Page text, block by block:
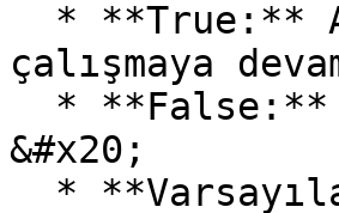
çalışmaya
&#x20;